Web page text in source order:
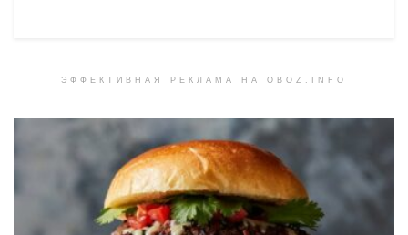
ЭФФЕКТИВНАЯ РЕКЛАМА НА OBOZ.INFO